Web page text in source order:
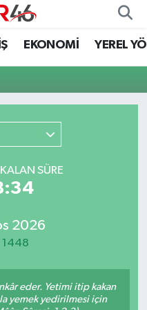
EKONOMİ YEREL
SÜRE
2026
1448
eder. Yetimi itip kakan
yemek yedirilmesi için
Vakitleri
ve Fikstür